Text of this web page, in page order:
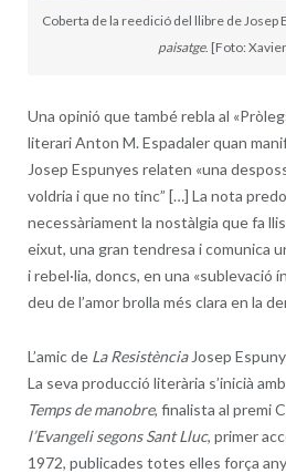
Coberta de la reedició del llibre de Josep
paisatge. [Foto:
Una opinió que també rebla al
literari Anton M. Espadaler quan
Josep Espunyes relaten «una
voldria i que no tinc” […] La nota
necessàriament la nostàlgia que fa
eixut, una gran tendresa i comunica
i rebel·lia, doncs, en una «sublevació
deu de l’amor brolla més clara en la
L’amic deLa ResistènciaJosep
La seva producció literària s’inicià amb
Temps de manobre, finalista al premi
l’Evangeli segons Sant Lluc, primer
1972, publicades totes elles força